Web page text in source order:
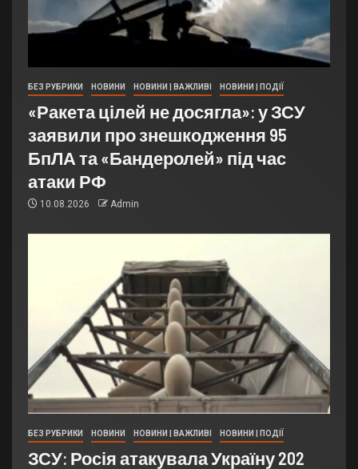
БЕЗ РУБРИКИ НОВИНИ НОВИНИ | ВАЖЛИВІ НОВИНИ | ПОДІЇ
«Ракета цілей не досягла»: у ЗСУ
заявили про знешкодження 95
БпЛА та «Бандеролей» під час
атаки РФ
10.08.2026 Admin
БЕЗ РУБРИКИ НОВИНИ НОВИНИ | ВАЖЛИВІ НОВИНИ | ПОДІЇ
ЗСУ: Росія атакувала Україну 202